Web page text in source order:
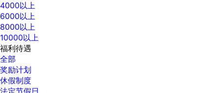
4000以上
6000以上
8000以上
10000以上
福利待遇
全部
奖励计划
休假制度